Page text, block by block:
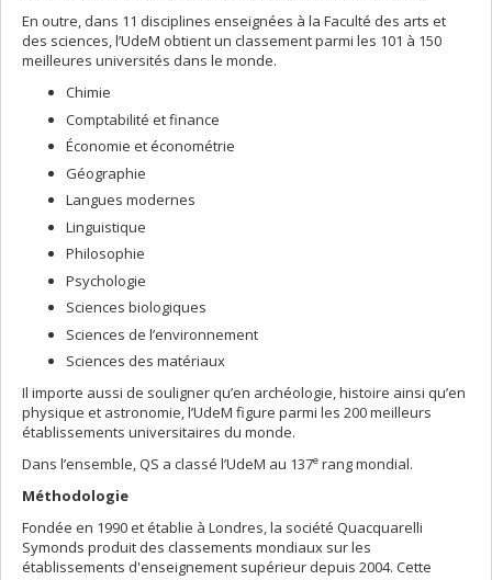
En outre, dans 11 disciplines enseignées à la Faculté des arts et
des sciences, l’UdeM obtient un classement parmi les 101 à 150
meilleures universités dans le monde.
Chimie
Comptabilité et finance
Économie et économétrie
Géographie
Langues modernes
Linguistique
Philosophie
Psychologie
Sciences biologiques
Sciences de l’environnement
Sciences des matériaux
Il importe aussi de souligner qu’en archéologie, histoire ainsi qu’en
physique et astronomie, l’UdeM figure parmi les 200 meilleurs
établissements universitaires du monde.
Dans l’ensemble, QS a classé l’UdeM au 137e rang mondial.
Méthodologie
Fondée en 1990 et établie à Londres, la société Quacquarelli
Symonds produit des classements mondiaux sur les
établissements d'enseignement supérieur depuis 2004. Cette